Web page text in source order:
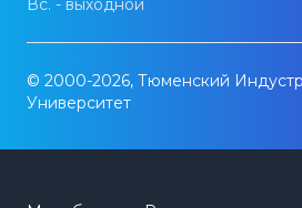
© 2000-2026, Тюменский
Университет